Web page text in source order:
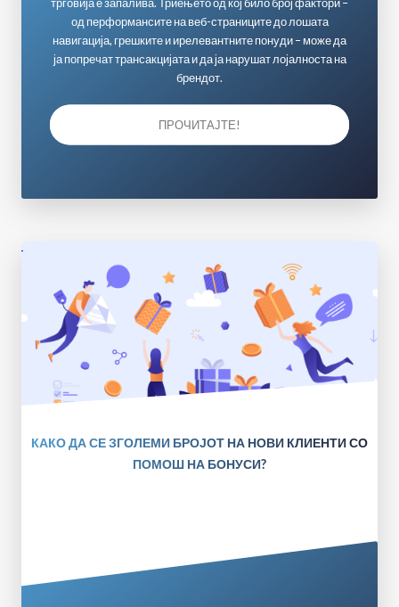
од перформансите на веб-страниците до лошата
навигација, грешките и ирелевантните понуди – може да
ја попречат трансакцијата и да ја нарушат лојалноста на
брендот.
ПРОЧИТАЈТЕ!
КАКО ДА СЕ ЗГОЛЕМИ БРОЈОТ НА НОВИ КЛИЕНТИ СО
ПОМОШ НА БОНУСИ?